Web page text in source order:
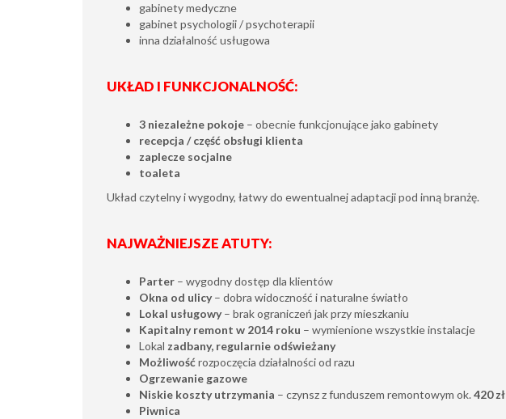
gabinety medyczne
gabinet psychologii / psychoterapii
inna działalność usługowa
UKŁAD I FUNKCJONALNOŚĆ:
3 niezależne pokoje – obecnie funkcjonujące jako gabinety
recepcja / część obsługi klienta
zaplecze socjalne
toaleta
Układ czytelny i wygodny, łatwy do ewentualnej adaptacji pod inną branżę.
NAJWAŻNIEJSZE ATUTY:
Parter – wygodny dostęp dla klientów
Okna od ulicy– dobra widoczność i naturalne światło
Lokal usługowy– brak ograniczeń jak przy mieszkaniu
Kapitalny remont w 2014 roku – wymienione wszystkie instalacje
Lokal zadbany, regularnie odświeżany
Możliwośćrozpoczęcia działalności od razu
Ogrzewanie gazowe
Niskie koszty utrzymania – czynsz z funduszem remontowym ok. 420 zł
Piwnica